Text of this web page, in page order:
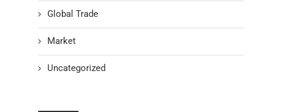
Global Trade
Market
Uncategorized